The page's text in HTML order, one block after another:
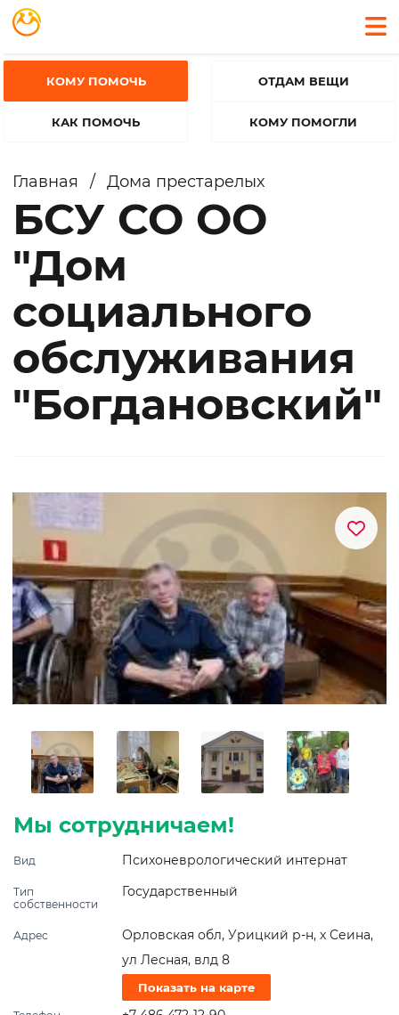
КОМУ ПОМОЧЬ
КАК ПОМОЧЬ
ОТДАМ ВЕЩИ
КОМУ ПОМОГЛИ
Главная / Дома престарелых
БСУ СО ОО
"Дом
социального
обслуживания
"Богдановский"
Мы сотрудничаем!
Вид Психоневрологический интернат
Тип
собственности
Государственный
Адрес
Орловская обл, Урицкий р-н, х Сеина,
ул Лесная, влд 8
Показать на карте